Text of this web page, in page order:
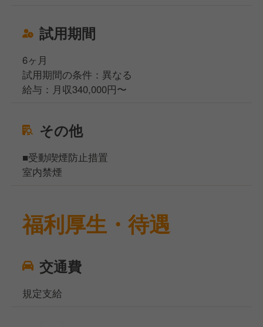
試用期間
6ヶ月
試用期間の条件：異なる
給与：月収340,000円〜
その他
■受動喫煙防止措置
室内禁煙
福利厚生・待遇
交通費
規定支給